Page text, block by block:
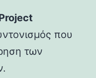
που
των